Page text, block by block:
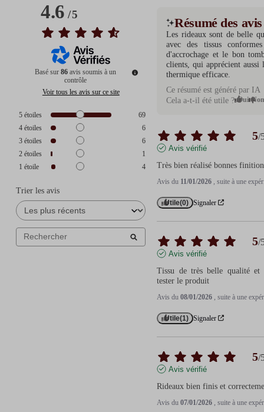
4.6/5
Basé sur86 avis soumis à un
contrôle
Voir tous les avis sur ce site
5étoiles
69
4étoiles
6
3étoiles
6
2étoiles
1
1étoile 4
Trier les avis
Résumé des avis
Les rideaux sont de belle
avec des tissus
d'accrochage et le bon
clients, qui apprécient
thermique efficace.
Ce résumé est généré par IA
Cela a-t-il été utile ? Oui
5/
Avis vérifié
Très bien réalisé bonnes
Avis du 11/01/2026 , suite à une
Utile(0) Signaler
5/
Avis vérifié
Tissu de très belle qualité et
tester le produit
Avis du08/01/2026 , suite à une
Utile(1) Signaler
5/
Avis vérifié
Rideaux bien finis et
Avis du07/01/2026 , suite à une